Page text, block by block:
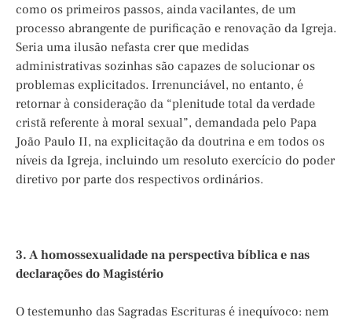
como os primeiros passos, ainda vacilantes, de um
processo abrangente de purificação e renovação da Igreja.
Seria uma ilusão nefasta crer que medidas
administrativas sozinhas são capazes de solucionar os
problemas explicitados. Irrenunciável, no entanto, é
retornar à consideração da “plenitude total da verdade
cristã referente à moral sexual”, demandada pelo Papa
João Paulo II, na explicitação da doutrina e em todos os
níveis da Igreja, incluindo um resoluto exercício do poder
diretivo por parte dos respectivos ordinários.
3. A homossexualidade na perspectiva bíblica e nas
declarações do Magistério
O testemunho das Sagradas Escrituras é inequívoco: nem